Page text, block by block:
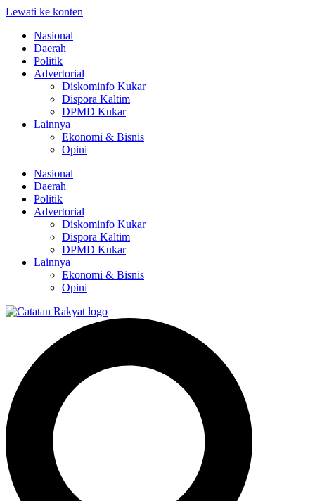
Lewati ke konten
Nasional
Daerah
Politik
Advertorial
Diskominfo Kukar
Dispora Kaltim
DPMD Kukar
Lainnya
Ekonomi & Bisnis
Opini
Nasional
Daerah
Politik
Advertorial
Diskominfo Kukar
Dispora Kaltim
DPMD Kukar
Lainnya
Ekonomi & Bisnis
Opini